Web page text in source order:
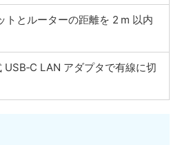
トとルーターの距離を 2 m 以内
USB‑C LAN アダプタで有線に切